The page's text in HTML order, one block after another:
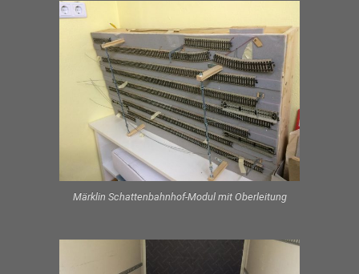
Märklin Schattenbahnhof-Modul mit Oberleitung